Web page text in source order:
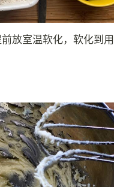
放室温软化，软化到用